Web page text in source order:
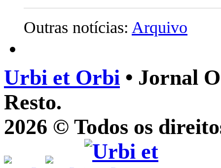
Outras notícias: Arquivo
Urbi et Orbi • Jornal
Resto.
2026 © Todos os